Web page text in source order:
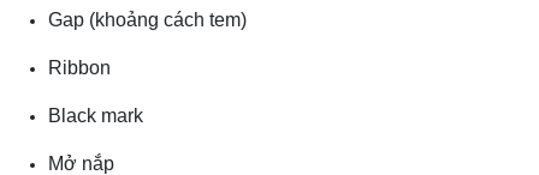
Gap (khoảng cách tem)
Ribbon
Black mark
Mở nắp